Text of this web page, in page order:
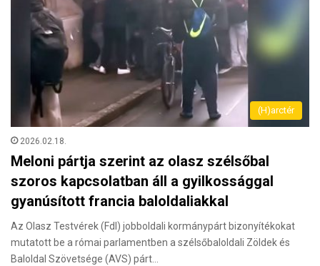
(H)arctér
2026.02.18.
Meloni pártja szerint az olasz szélsőbal
szoros kapcsolatban áll a gyilkossággal
gyanúsított francia baloldaliakkal
Az Olasz Testvérek (FdI) jobboldali kormánypárt bizonyítékokat
mutatott be a római parlamentben a szélsőbaloldali Zöldek és
Baloldal Szövetsége (AVS) párt…